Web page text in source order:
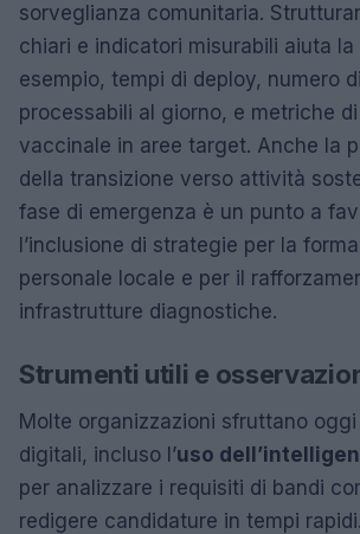
sorveglianza comunitaria.
chiari e indicatori misurabili aiuta la
esempio, tempi di deploy, numero
processabili al giorno, e metriche
vaccinale in aree target. Anche la
della transizione verso attività
fase di emergenza è un punto a
l’inclusione di strategie per la
personale locale e per il
infrastrutture diagnostiche.
Strumenti utili e
Molte organizzazioni sfruttano
digitali, incluso l’uso
per analizzare i requisiti di bandi
redigere candidature in tempi